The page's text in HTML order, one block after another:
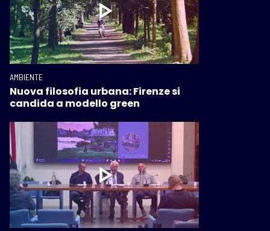
AMBIENTE
Nuova filosofia urbana: Firenze si
candida a modello green